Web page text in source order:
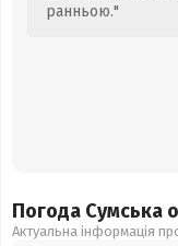
ранньою."
Погода Сумська
Актуальна інформація